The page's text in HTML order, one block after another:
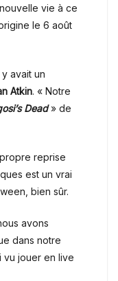
vie à ce
le 6 août
avait un
Atkin. « Notre
Dead» de
reprise
est un vrai
bien sûr.
avons
dans notre
vu jouer en live